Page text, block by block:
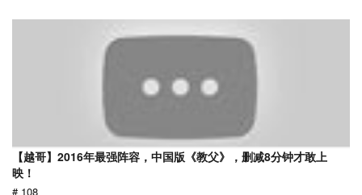
【越哥】2016年最强阵容，中国版《教父》，删减8分钟才敢上
映！
# 108